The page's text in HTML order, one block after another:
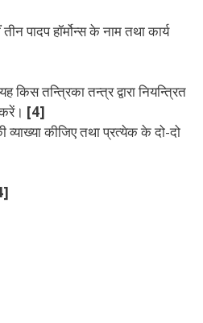
पादप हॉर्मोन्स के नाम तथा कार्य
किस तन्त्रिका तन्त्र द्वारा नियन्त्रित
[4]
व्याख्या कीजिए तथा प्रत्येक के दो-दो